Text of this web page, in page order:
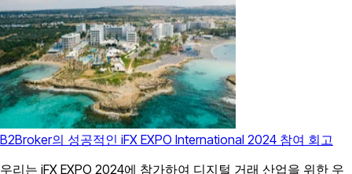
B2Broker의 성공적인 iFX EXPO International 2024 참여 회고
우리는 iFX EXPO 2024에 참가하여 디지털 거래 산업을 위한 우